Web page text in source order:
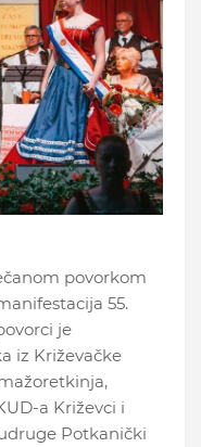
povorkom
55.
je
iz Križevačke
a Križevci i
Potkanički